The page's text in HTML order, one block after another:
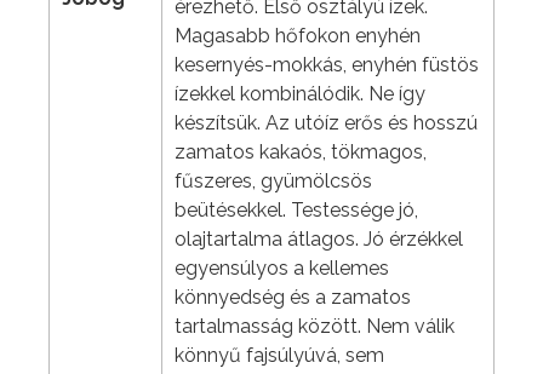
érezhető. Első osztályú ízek.
Magasabb hőfokon enyhén
kesernyés-mokkás, enyhén füstös
ízekkel kombinálódik. Ne így
készítsük. Az utóíz erős és hosszú
zamatos kakaós, tökmagos,
fűszeres, gyümölcsös
beütésekkel. Testessége jó,
olajtartalma átlagos. Jó érzékkel
egyensúlyos a kellemes
könnyedség és a zamatos
tartalmasság között. Nem válik
könnyű fajsúlyúvá, sem